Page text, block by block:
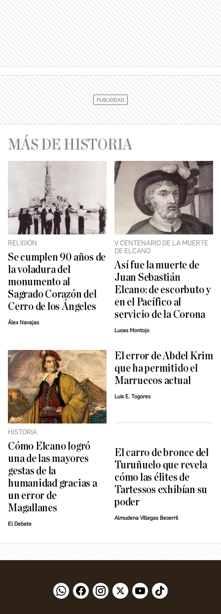
MÁS DE HISTORIA
RELIGIÓN
Se cumplen 90 años de
la voladura del
monumento al
Sagrado Corazón del
Cerro de los Ángeles
Álex Navajas
V CENTENARIO DE LA MUERTE
DE ELCANO
Así fue la muerte de
Juan Sebastián
Elcano: de escorbuto y
en el Pacífico al
servicio de la Corona
Lucas Montojo
HISTORIA
Cómo Elcano logró
una de las mayores
gestas de la
humanidad gracias a
un error de
Magallanes
El Debate
El error de Abdel Krim
que ha permitido el
Marruecos actual
Luis E. Togores
El carro de bronce del
Turuñuelo que revela
cómo las élites de
Tartessos exhibían su
poder
Almudena Villegas Becerril